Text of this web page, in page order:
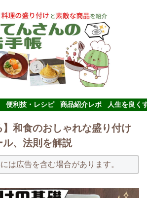
便利技・レシピ 商品紹介レポ 人生を良く
】和食のおしゃれな盛り付け
、法則を解説
は広告を含む場合があります。